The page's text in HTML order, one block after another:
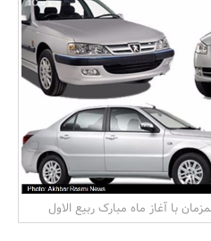
بانک، بیمه و سرمایه
مسکن و ساختمان
با آغاز ماه مبارک ربیع الاول